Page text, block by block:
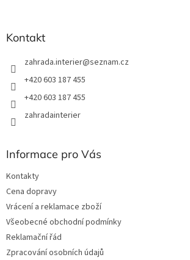
Kontakt
zahrada.interier@seznam.cz
+420 603 187 455
+420 603 187 455
zahradainterier
Informace pro Vás
Kontakty
Cena dopravy
Vrácení a reklamace zboží
Všeobecné obchodní podmínky
Reklamační řád
Zpracování osobních údajů